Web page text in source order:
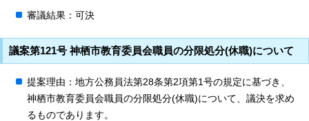
審議結果：可決
議案第121号 神栖市教育委員会職員の分限処分(休職)について
提案理由：地方公務員法第28条第2項第1号の規定に基づき、
神栖市教育委員会職員の分限処分(休職)について、議決を求め
るものであります。